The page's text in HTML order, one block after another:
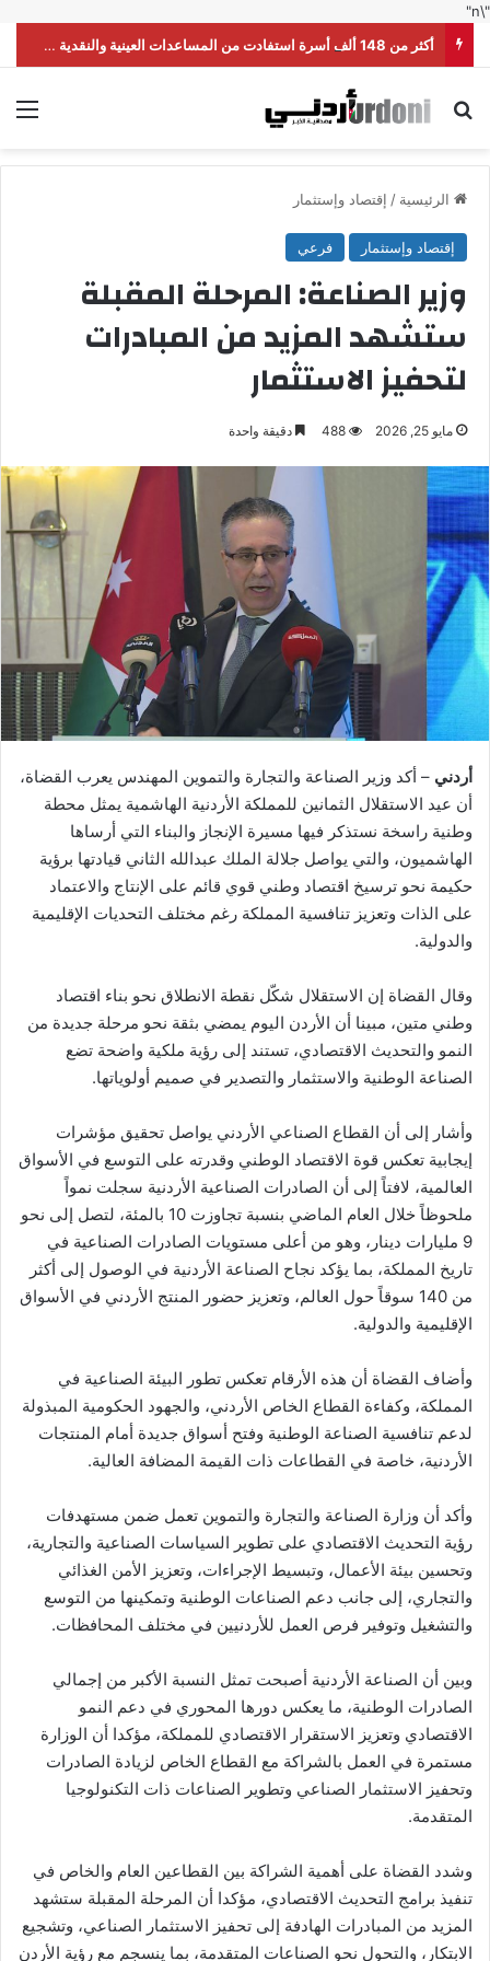
"\n"
أكثر من 148 ألف أسرة استفادت من المساعدات العينية والنقدية خلال النصف الأول من العام
بحث عن
الرئيسية / إقتصاد وإستثمار
إقتصاد وإستثمار فرعي
وزير الصناعة: المرحلة المقبلة
ستشهد المزيد من المبادرات
لتحفيز الاستثمار
مايو 25, 2026 488 دقيقة واحدة
أردني – أكد وزير الصناعة والتجارة والتموين المهندس يعرب القضاة،
أن عيد الاستقلال الثمانين للمملكة الأردنية الهاشمية يمثل محطة
وطنية راسخة نستذكر فيها مسيرة الإنجاز والبناء التي أرساها
الهاشميون، والتي يواصل جلالة الملك عبدالله الثاني قيادتها برؤية
حكيمة نحو ترسيخ اقتصاد وطني قوي قائم على الإنتاج والاعتماد
على الذات وتعزيز تنافسية المملكة رغم مختلف التحديات الإقليمية
والدولية.
وقال القضاة إن الاستقلال شكّل نقطة الانطلاق نحو بناء اقتصاد
وطني متين، مبينا أن الأردن اليوم يمضي بثقة نحو مرحلة جديدة من
النمو والتحديث الاقتصادي، تستند إلى رؤية ملكية واضحة تضع
الصناعة الوطنية والاستثمار والتصدير في صميم أولوياتها.
وأشار إلى أن القطاع الصناعي الأردني يواصل تحقيق مؤشرات
إيجابية تعكس قوة الاقتصاد الوطني وقدرته على التوسع في الأسواق
العالمية، لافتاً إلى أن الصادرات الصناعية الأردنية سجلت نمواً
ملحوظاً خلال العام الماضي بنسبة تجاوزت 10 بالمئة، لتصل إلى نحو
9 مليارات دينار، وهو من أعلى مستويات الصادرات الصناعية في
تاريخ المملكة، بما يؤكد نجاح الصناعة الأردنية في الوصول إلى أكثر
من 140 سوقاً حول العالم، وتعزيز حضور المنتج الأردني في الأسواق
الإقليمية والدولية.
وأضاف القضاة أن هذه الأرقام تعكس تطور البيئة الصناعية في
المملكة، وكفاءة القطاع الخاص الأردني، والجهود الحكومية المبذولة
لدعم تنافسية الصناعة الوطنية وفتح أسواق جديدة أمام المنتجات
الأردنية، خاصة في القطاعات ذات القيمة المضافة العالية.
وأكد أن وزارة الصناعة والتجارة والتموين تعمل ضمن مستهدفات
رؤية التحديث الاقتصادي على تطوير السياسات الصناعية والتجارية،
وتحسين بيئة الأعمال، وتبسيط الإجراءات، وتعزيز الأمن الغذائي
والتجاري، إلى جانب دعم الصناعات الوطنية وتمكينها من التوسع
والتشغيل وتوفير فرص العمل للأردنيين في مختلف المحافظات.
وبين أن الصناعة الأردنية أصبحت تمثل النسبة الأكبر من إجمالي
الصادرات الوطنية، ما يعكس دورها المحوري في دعم النمو
الاقتصادي وتعزيز الاستقرار الاقتصادي للمملكة، مؤكدا أن الوزارة
مستمرة في العمل بالشراكة مع القطاع الخاص لزيادة الصادرات
وتحفيز الاستثمار الصناعي وتطوير الصناعات ذات التكنولوجيا
المتقدمة.
وشدد القضاة على أهمية الشراكة بين القطاعين العام والخاص في
تنفيذ برامج التحديث الاقتصادي، مؤكدا أن المرحلة المقبلة ستشهد
المزيد من المبادرات الهادفة إلى تحفيز الاستثمار الصناعي، وتشجيع
الابتكار، والتحول نحو الصناعات المتقدمة، بما ينسجم مع رؤية الأردن